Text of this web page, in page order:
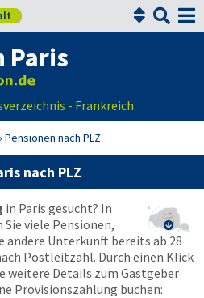


Paris
- Frankreich
Pensionen nach PLZ
nach PLZ

in Paris gesucht? In
viele Pensionen,
andere Unterkunft bereits ab 28
Postleitzahl. Durch einen Klick
weitere Details zum Gastgeber
Provisionszahlung buchen: